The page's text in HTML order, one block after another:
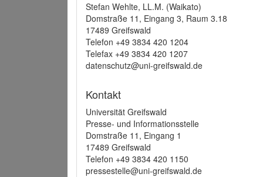
Stefan Wehlte, LL.M. (Waikato)
Domstraße 11, Eingang 3, Raum 3.18
17489 Greifswald
Telefon +49 3834 420 1204
Telefax +49 3834 420 1207
datenschutz@uni-greifswald.de
Kontakt
Universität Greifswald
Presse- und Informationsstelle
Domstraße 11, Eingang 1
17489 Greifswald
Telefon +49 3834 420 1150
pressestelle@uni-greifswald.de